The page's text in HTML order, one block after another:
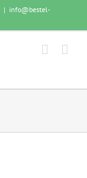
| info@bestel-